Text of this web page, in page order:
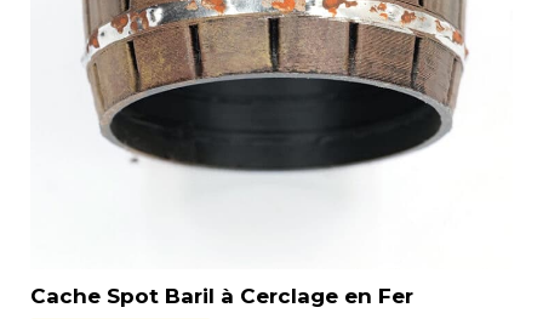
Cache Spot Baril à Cerclage en Fer